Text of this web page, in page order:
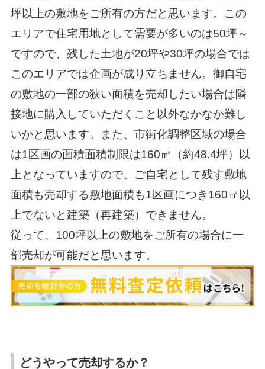
坪以上の敷地をご所有の方だと思います。この
エリアで住宅用地として需要が多いのは50坪～
ですので、残した土地が20坪や30坪の場合では
このエリアでは企画が成り立ちません。御自宅
の敷地の一部の狭い面積を売却したい場合は隣
接地に購入していただくこと以外なかなか難し
いかと思います。また、市街化調整区域の場合
は1区画の面積面積制限は160㎡（約48.4坪）以
上となっていますので、ご自宅として残す敷地
面積も売却する敷地面積も1区画につき160㎡以
上でないと建築（再建築）できません。
従って、100坪以上の敷地をご所有の場合に一
部売却が可能だと思います。
どうやって売却するか？